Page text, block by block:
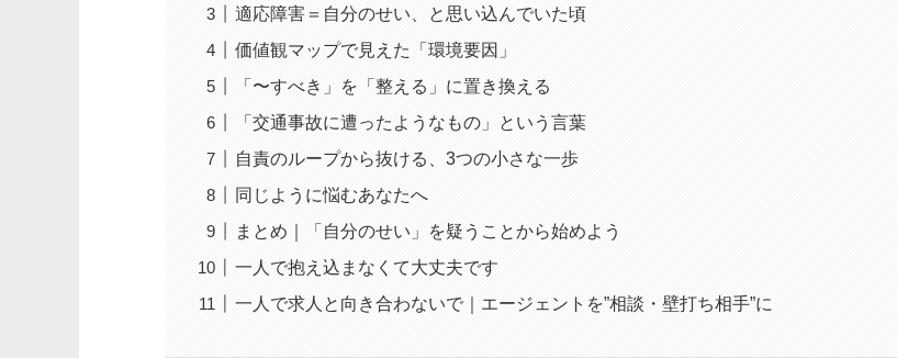
適応障害＝自分のせい、と思い込んでいた頃
価値観マップで見えた「環境要因」
「〜すべき」を「整える」に置き換える
「交通事故に遭ったようなもの」という言葉
自責のループから抜ける、3つの小さな一歩
同じように悩むあなたへ
まとめ｜「自分のせい」を疑うことから始めよう
一人で抱え込まなくて大丈夫です
一人で求人と向き合わないで｜エージェントを”相談・壁打ち相手”に